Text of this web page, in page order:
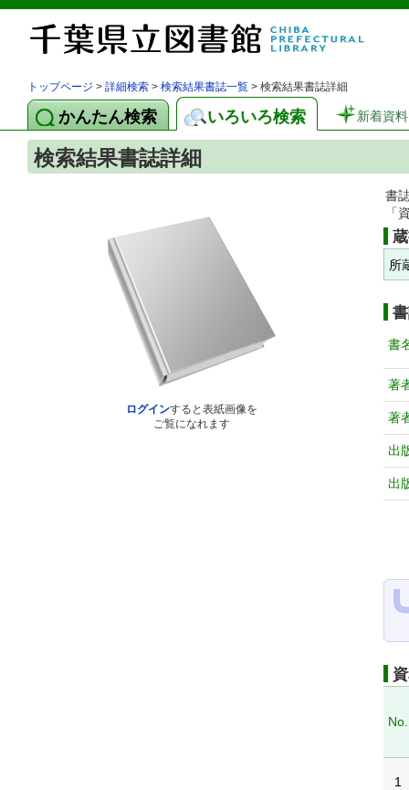
トップページ > 詳細検索 > 検索結果書誌一覧 > 検索結果書誌詳細
かんたん検索 いろいろ検索 新着資料
検索結果書誌詳細
ログインすると表紙画像を
ご覧になれます
書
「
所
書
著
著
出
出
No.
1